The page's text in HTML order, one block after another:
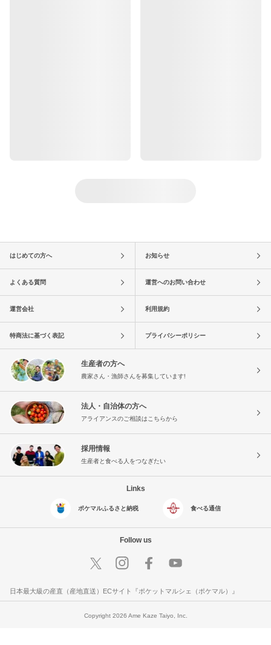
はじめての方へ お知らせ
よくある質問 運営へのお問い合わせ
運営会社 利用規約
特商法に基づく表記 プライバシーポリシー
生産者の方へ
農家さん・漁師さんを募集しています!
法人・自治体の方へ
アライアンスのご相談はこちらから
採用情報
生産者と食べる人をつなぎたい
Links
ポケマルふるさと納税 食べる通信
Follow us
日本最大級の産直（産地直送）ECサイト『ポケットマルシェ（ポケマル）』
Copyright 2026 Ame Kaze Taiyo, Inc.